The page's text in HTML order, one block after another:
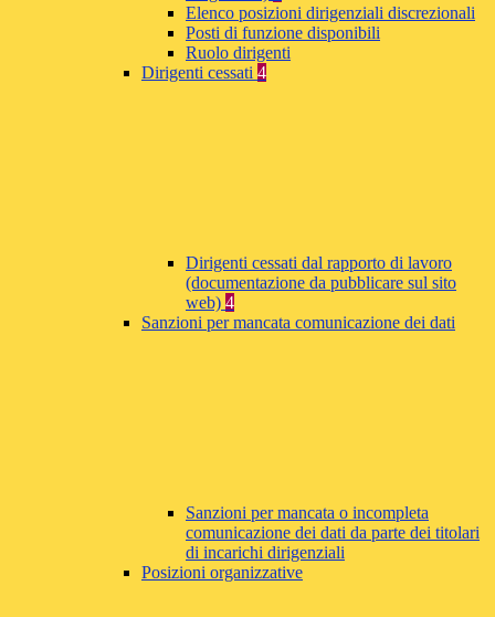
Elenco posizioni dirigenziali discrezionali
Posti di funzione disponibili
Ruolo dirigenti
Dirigenti cessati 4
Dirigenti cessati dal rapporto di lavoro
(documentazione da pubblicare sul sito
web) 4
Sanzioni per mancata comunicazione dei dati
Sanzioni per mancata o incompleta
comunicazione dei dati da parte dei titolari
di incarichi dirigenziali
Posizioni organizzative